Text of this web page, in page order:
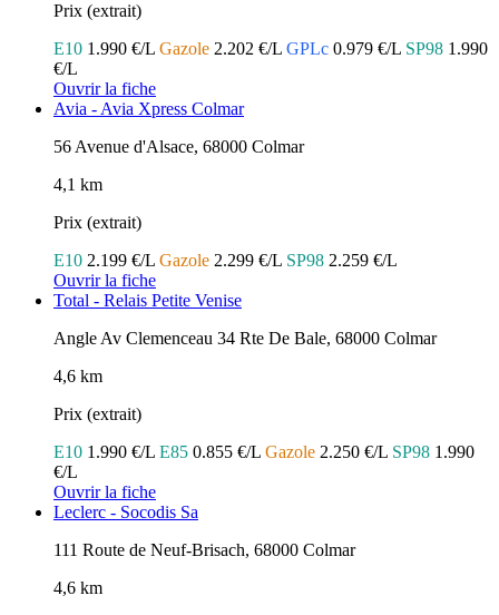
Prix (extrait)
E10 1.990 €/L Gazole 2.202 €/L GPLc 0.979 €/L SP98 1.990
€/L
Ouvrir la fiche
Avia - Avia Xpress Colmar
56 Avenue d'Alsace, 68000 Colmar
4,1 km
Prix (extrait)
E10 2.199 €/L Gazole 2.299 €/L SP98 2.259 €/L
Ouvrir la fiche
Total - Relais Petite Venise
Angle Av Clemenceau 34 Rte De Bale, 68000 Colmar
4,6 km
Prix (extrait)
E10 1.990 €/L E85 0.855 €/L Gazole 2.250 €/L SP98 1.990
€/L
Ouvrir la fiche
Leclerc - Socodis Sa
111 Route de Neuf-Brisach, 68000 Colmar
4,6 km